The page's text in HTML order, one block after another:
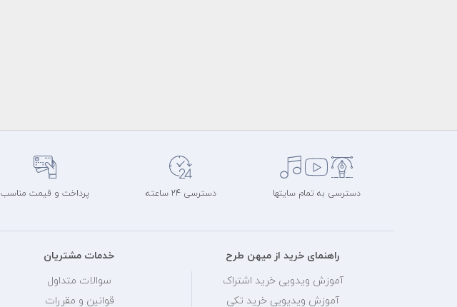
دسترسی به تمام سایتها دسترسی 24 ساعته پرداخت و قیمت مناسب
راهنمای خرید از میهن طرح
آموزش ویدویی خرید اشتراک
آموزش ویدیویی خرید تکی
خدمات مشتریان
سوالات متداول
قوانین و مقررات